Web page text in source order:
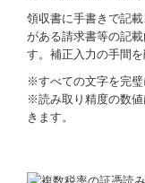
領収書に手書きで記
がある請求書等の記
す。補正入力の手間
※すべての⽂字を完璧
※読み取り精度の数
きます。